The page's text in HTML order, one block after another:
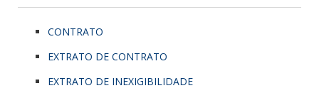
CONTRATO
EXTRATO DE CONTRATO
EXTRATO DE INEXIGIBILIDADE